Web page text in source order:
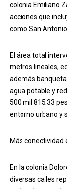
colonia Emiliano
acciones que
como San Antonio
El área total
metros lineales,
además
agua potable y
500 mil 815.33
entorno urbano y
Más conectividad
En la colonia
diversas calles